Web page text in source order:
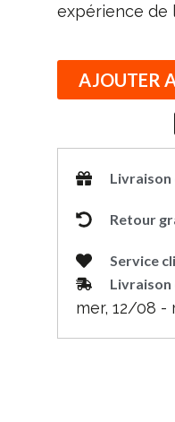
expérience de
AJOUTER
Retour
Service
Livraison
mer, 12/08 -